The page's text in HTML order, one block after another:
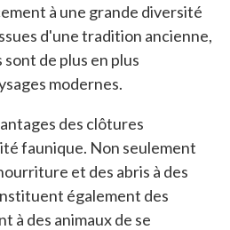
à une grande diversité
d'une tradition ancienne,
de plus en plus
modernes.
des clôtures
faunique. Non seulement
et des abris à des
également des
à des animaux de se